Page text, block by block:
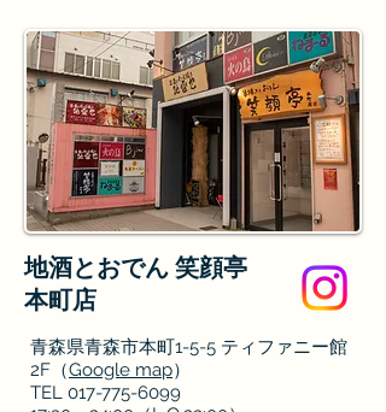
地酒とおでん 笑顔亭
本町店
青森県青森市本町1-5-5 ティファニー館
2F（Google map）
TEL 017-775-6099